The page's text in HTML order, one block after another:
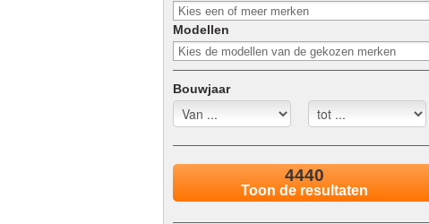
Modellen
Bouwjaar
4440
Toon de resultaten